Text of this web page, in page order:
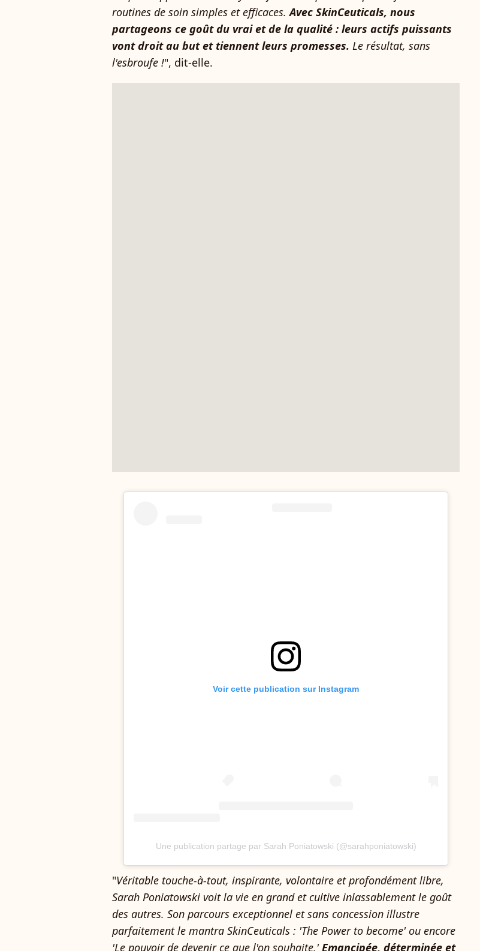
routines de soin simples et efficaces.Avec SkinCeuticals, nous
partageons ce goût du vrai et de la qualité : leurs actifs puissants
vont droit au but et tiennent leurs promesses. Le résultat, sans
l'esbroufe !", dit-elle.
Voir cette publication sur Instagram
Une publication partage par Sarah Poniatowski (@sarahponiatowski)
"Véritable touche-à-tout, inspirante, volontaire et profondément libre,
Sarah Poniatowski voit la vie en grand et cultive inlassablement le goût
des autres. Son parcours exceptionnel et sans concession illustre
parfaitement le mantra SkinCeuticals : 'The Power to become' ou encore
'Le pouvoir de devenir ce que l'on souhaite.'Emancipée, déterminée et